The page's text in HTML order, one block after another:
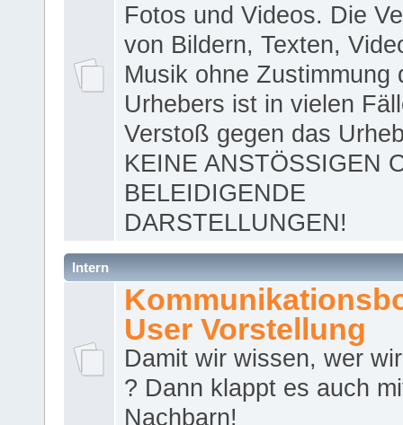
Fotos und Videos. Die
von Bildern, Texten,
Musik ohne Zustimmung
Urhebers ist in vielen
Verstoß gegen das
KEINE ANSTÖSSIGEN
BELEIDIGENDE
DARSTELLUNGEN!
Intern
User Vorstellung
Damit wir wissen, wer
? Dann klappt es auch
Nachbarn!